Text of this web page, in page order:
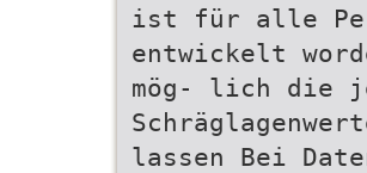
ist für alle
entwickelt
mög- lich die
lassen Bei